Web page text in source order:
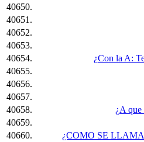
40650.
40651.
40652.
40653.
40654.
¿Con la A:
40655.
40656.
40657.
40658.
¿A
40659.
40660.
¿COMO SE